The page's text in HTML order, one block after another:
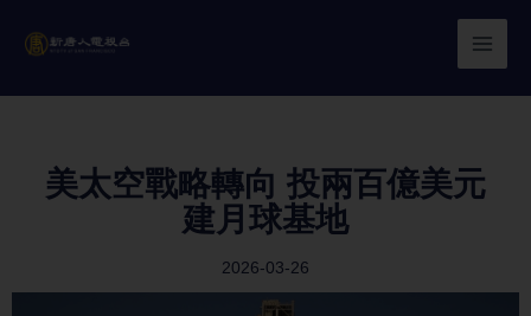
美太空戰略轉向 投兩百億美元
建月球基地
2026-03-26